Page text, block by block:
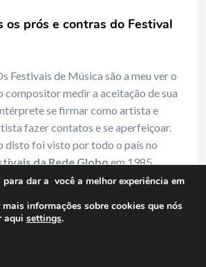
os prós e contras do Festival
Festivais de Música são a meu ver o
compositor medir a aceitação de sua
se firmar como artista e
fazer contatos e se aperfeiçoar.
disto foi visto por todo o país no
da Rede Globoem 1985,
interpretou a cançãoMIRA
/ Vanderlei de Castro
campeã do público e carro-chefe
do Festival, com mais de
segundo a gravadora
para dar a você a melhor experiência em
informações sobre cookies que nós
aqui settings.